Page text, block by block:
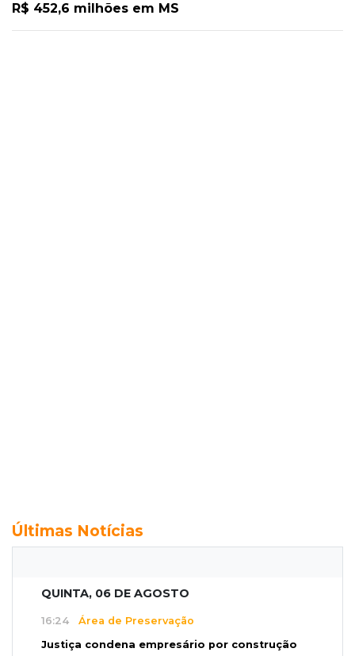
R$ 452,6 milhões em MS
Últimas Notícias
QUINTA, 06 DE AGOSTO
16:24 Área de Preservação
Justiça condena empresário por construção